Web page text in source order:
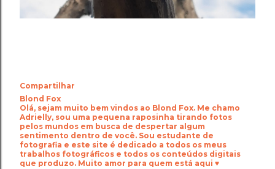
Compartilhar
Blond Fox
Olá, sejam muito bem vindos ao Blond Fox. Me chamo
Adrielly, sou uma pequena raposinha tirando fotos
pelos mundos em busca de despertar algum
sentimento dentro de você. Sou estudante de
fotografia e este site é dedicado a todos os meus
trabalhos fotográficos e todos os conteúdos digitais
que produzo. Muito amor para quem está aqui ♥